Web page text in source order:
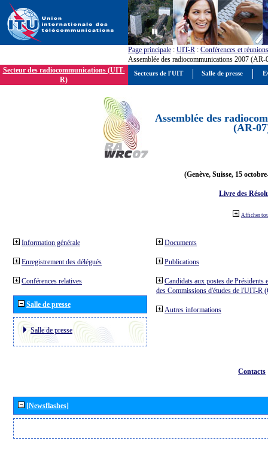
Page principale : UIT-R : Conférences et réunions
Assemblée des radiocommunications 2007 (AR-
Secteur des radiocommunications (UIT-
R)
Assemblée des
(AR-
(Genève, Suisse, 15
Livre des
Afficher
Information générale
Enregistrement des délégués
Conférences relatives
Salle de presse
Salle de presse
Documents
Publications
Candidats aux postes de Présidents
des Commissions d'études de l'UIT-R
Autres informations
Contacts
[Newsflashes]
Secteurs de l'UIT Salle de presse